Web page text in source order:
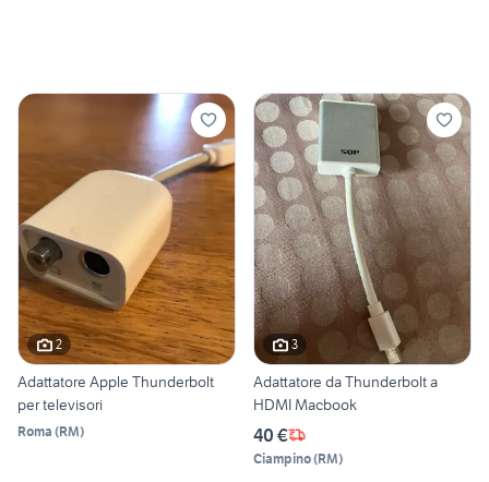
2
Adattatore Apple Thunderbolt
per televisori
Roma (RM)
3
Adattatore da Thunderbolt a
HDMI Macbook
40 €
Ciampino(RM)